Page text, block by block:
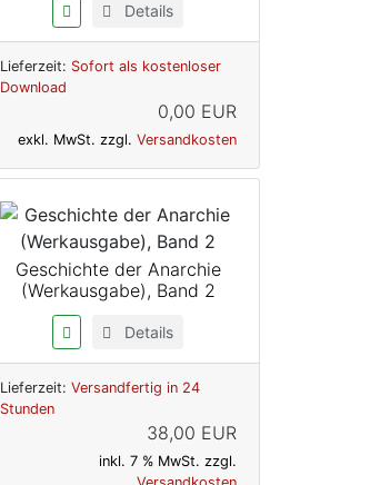
Details
Lieferzeit: Sofort als kostenloser
Download
0,00 EUR
exkl. MwSt. zzgl. Versandkosten
Geschichte der Anarchie
(Werkausgabe), Band 2
Details
Lieferzeit: Versandfertig in 24
Stunden
38,00 EUR
inkl. 7 % MwSt. zzgl.